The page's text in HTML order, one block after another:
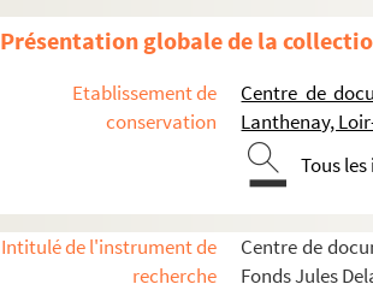
Présentation globale de la
Etablissement de
conservation
Centre de
Lanthenay,
Tous
Intitulé de l'instrument de
recherche
Centre de
Fonds Jules
FD1.1. Censier du fief de Madame de la